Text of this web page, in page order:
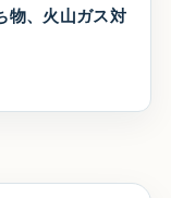
物、火山ガス対